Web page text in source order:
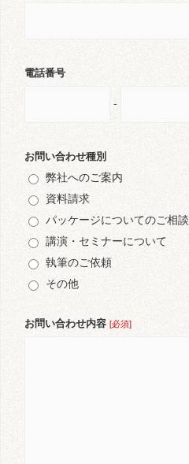
電話番号
-
お問い合わせ種別
弊社へのご案内
資料請求
パッケージについてのご相談
講演・セミナーについて
執筆のご依頼
その他
お問い合わせ内容 [必須]